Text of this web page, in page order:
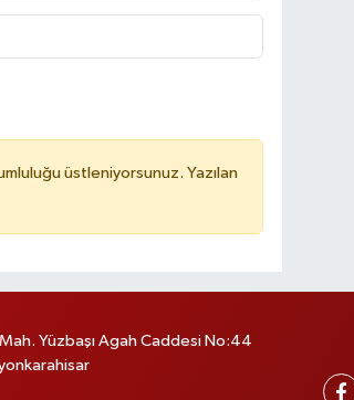
üstleniyorsunuz. Yazılan
Yüzbaşı Agah Caddesi No:44